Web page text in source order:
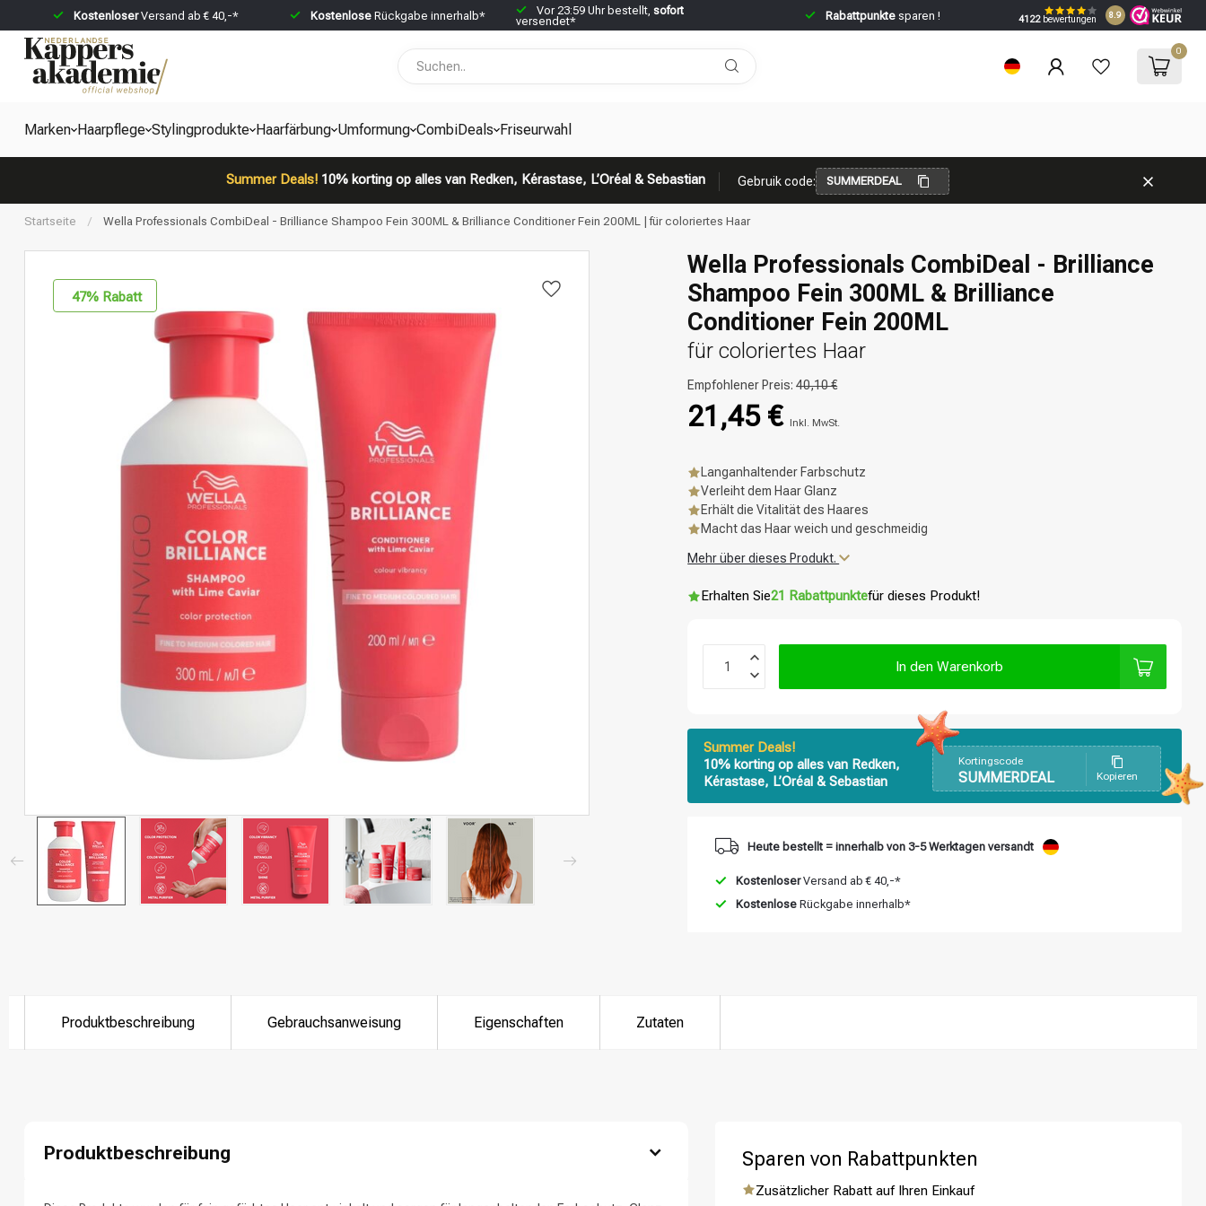
KostenloserVersand ab € 40,-* Kostenlose Rückgabe innerhalb* Vor 23:59 Uhr bestellt, sofort
versendet*
Rabattpunktesparen ! 4122bewertungen 8.9
0
Marken Haarpflege Stylingprodukte Haarfärbung Umformung CombiDeals Friseurwahl
Summer Deals!10% korting op alles van Redken, Kérastase, L’Oréal & Sebastian Gebruik code: SUMMERDEAL
Startseite / Wella Professionals CombiDeal - Brilliance Shampoo Fein 300ML & Brilliance Conditioner Fein 200ML | für coloriertes Haar
47% Rabatt
Wella Professionals CombiDeal - Brilliance
Shampoo Fein 300ML & Brilliance
Conditioner Fein 200ML
für coloriertes Haar
Empfohlener Preis:40,10 €
21,45 € Inkl. MwSt.
Langanhaltender Farbschutz
Verleiht dem Haar Glanz
Erhält die Vitalität des Haares
Macht das Haar weich und geschmeidig
Mehr über dieses Produkt.
Erhalten Sie21 Rabattpunktefür dieses Produkt!
In den Warenkorb
Summer Deals!
10% korting op alles van Redken,
Kérastase, L’Oréal & Sebastian
Kortingscode
SUMMERDEAL Kopieren
Heute bestellt = innerhalb von 3-5 Werktagen versandt
KostenloserVersand ab € 40,-*
Kostenlose Rückgabe innerhalb*
Produktbeschreibung Gebrauchsanweisung Eigenschaften Zutaten
Produktbeschreibung Sparen von Rabattpunkten
Zusätzlicher Rabatt auf Ihren Einkauf